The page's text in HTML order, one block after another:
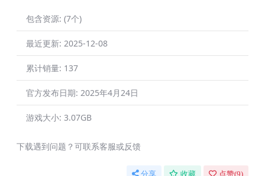
包含资源: (7个)
最近更新: 2025-12-08
累计销量: 137
官方发布日期: 2025年4月24日
游戏大小: 3.07GB
下载遇到问题？可联系客服或反馈
分享 收藏 点赞(9)